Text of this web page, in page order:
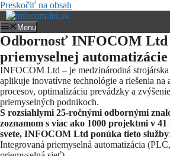
Preskočiť na obsah
Menu
Odbornosť INFOCOM Ltd
priemyselnej automatizácie
INFOCOM Ltd – je medzinárodná
aplikuje inovatívne technológie a riešenia na
procesov, optimalizáciu prevádzky a
priemyselných podnikoch.
S rozsiahlymi 25-ročnými odbornými
zoznamom s viac ako 1000 projektmi v
svete, INFOCOM Ltd ponúka tieto
Integrovaná priemyselná automatizácia